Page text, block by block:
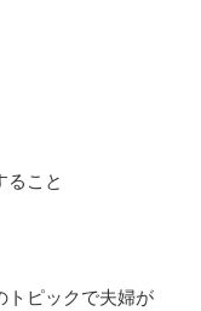
ること
トピックで夫婦が